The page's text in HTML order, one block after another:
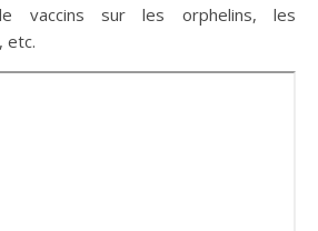
de vaccins sur les orphelins, les
etc.